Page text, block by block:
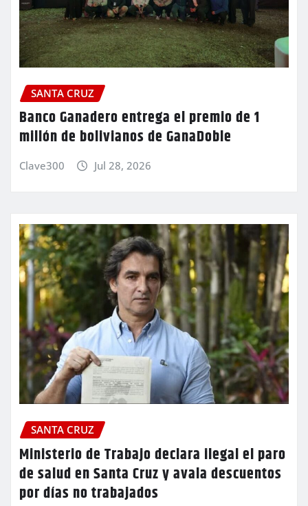
SANTA CRUZ
Banco Ganadero entrega el premio de 1
millón de bolivianos de GanaDoble
Clave300 Jul 28, 2026
SANTA CRUZ
Ministerio de Trabajo declara ilegal el paro
de salud en Santa Cruz y avala descuentos
por días no trabajados